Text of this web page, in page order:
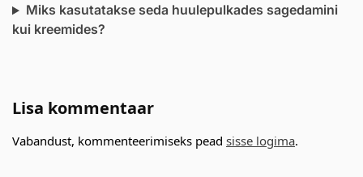
Miks kasutatakse seda huulepulkades sagedamini
kui kreemides?
Lisa kommentaar
Vabandust, kommenteerimiseks pead sisse logima.